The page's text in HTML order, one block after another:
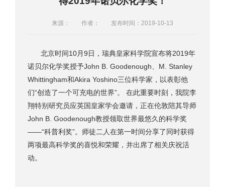
来源： 作者： 发布时间：2019-10-13
北京时间10月9日，瑞典皇家科学院宣布将2019年
诺贝尔化学奖授予John B. Goodenough、M. Stanley
Whittingham和Akira Yoshino三位科学家，以表彰他
们“创造了一个可充电的世界”。 在此重要时刻，我院李
翔特别研究员应英国皇家学会邀请，正在伦敦陪其导师
John B. Goodenough教授领取世界最悠久的科学奖
——“科普利奖”。师徒二人在第一时间分享了同时获得
两项最高科学奖的喜悦和荣耀，并出席了相关庆祝活
动。